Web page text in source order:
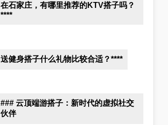
在石家庄，有哪里推荐的KTV搭子吗？
****
送健身搭子什么礼物比较合适？****
### 云顶端游搭子：新时代的虚拟社交
伙伴